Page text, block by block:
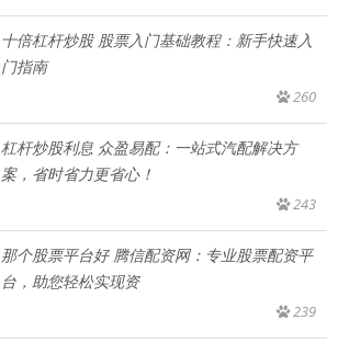
十倍杠杆炒股 股票入门基础教程：新手快速入
门指南
260
杠杆炒股利息 众盈易配：一站式汽配解决方
案，省时省力更省心！
243
那个股票平台好 腾信配资网：专业股票配资平
台，助您轻松实现资
239